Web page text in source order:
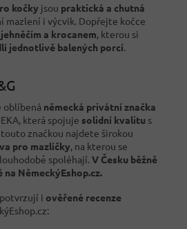
kočky jsou praktická a chutná
mazlení i výcvik. Dopřejte kočce
a krocanem, kterou si
jednotlivě balených porcí.
oblíbená německá privátní značka
která spojuje solidní kvalitu s
touto značkou najdete širokou
pro mazlíčky, na kterou se
spoléhají.V Česku běžně
NěmeckýEshop.cz.
i ověřené recenze